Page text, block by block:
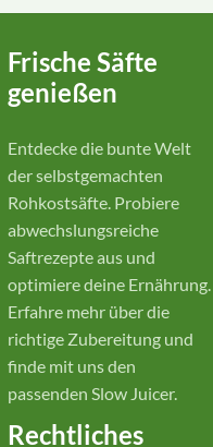
Frische Säfte
genießen
Entdecke die bunte Welt
der selbstgemachten
Rohkostsäfte. Probiere
abwechslungsreiche
Saftrezepte aus und
optimiere deine Ernährung.
Erfahre mehr über die
richtige Zubereitung und
finde mit uns den
passenden Slow Juicer.
Rechtliches